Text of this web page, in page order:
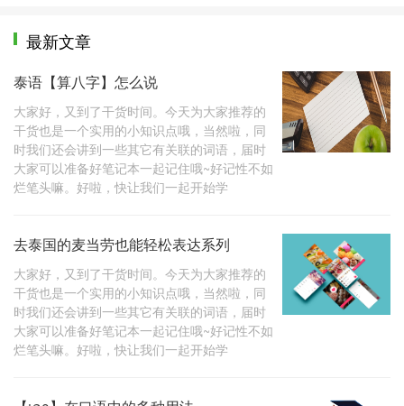
最新文章
泰语【算八字】怎么说
大家好，又到了干货时间。今天为大家推荐的
干货也是一个实用的小知识点哦，当然啦，同
时我们还会讲到一些其它有关联的词语，届时
大家可以准备好笔记本一起记住哦~好记性不如
烂笔头嘛。好啦，快让我们一起开始学
去泰国的麦当劳也能轻松表达系列
大家好，又到了干货时间。今天为大家推荐的
干货也是一个实用的小知识点哦，当然啦，同
时我们还会讲到一些其它有关联的词语，届时
大家可以准备好笔记本一起记住哦~好记性不如
烂笔头嘛。好啦，快让我们一起开始学